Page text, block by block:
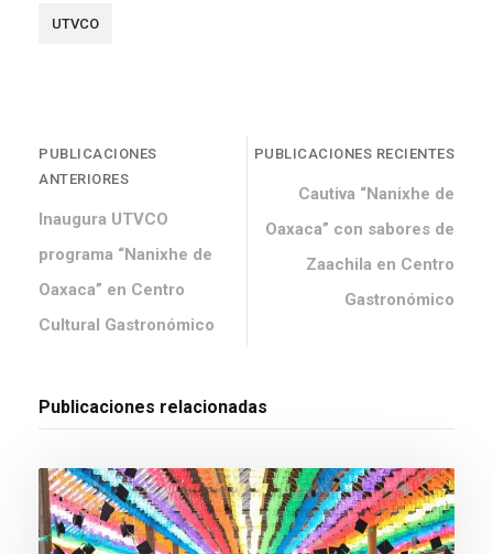
UTVCO
PUBLICACIONES
ANTERIORES
Inaugura UTVCO
programa “Nanixhe de
Oaxaca” en Centro
Cultural Gastronómico
PUBLICACIONES RECIENTES
Cautiva “Nanixhe de
Oaxaca” con sabores de
Zaachila en Centro
Gastronómico
Publicaciones relacionadas